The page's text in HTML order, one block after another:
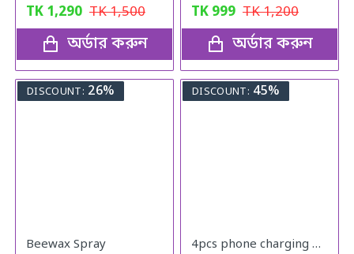
TK 1,290 TK1,500
অর্ডার করুন
TK 999 TK1,200
অর্ডার করুন
DISCOUNT: 26%
Beewax Spray
DISCOUNT: 45%
4pcs phone charging bracket wall mounted holder